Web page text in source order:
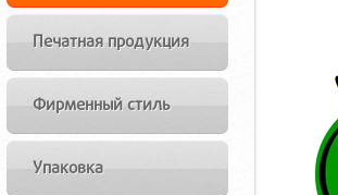
Печатная продукция
Фирменный стиль
Упаковка